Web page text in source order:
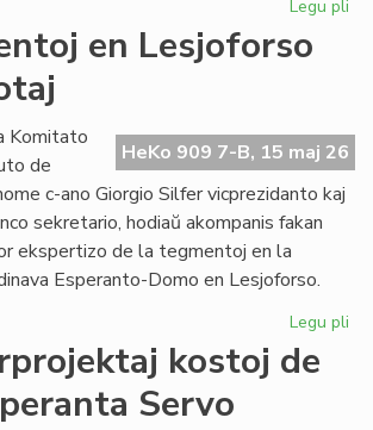
Legu pli
de
en Lesjoforso
HeKo 909 7-B, 15 maj 26
Komitato
de
c-ano Giorgio Silfer vicprezidanto kaj
sekretario, hodiaŭ akompanis fakan
ekspertizo de la tegmentoj en la
Esperanto-Domo en Lesjoforso.
Legu pli
kostoj de
Servo